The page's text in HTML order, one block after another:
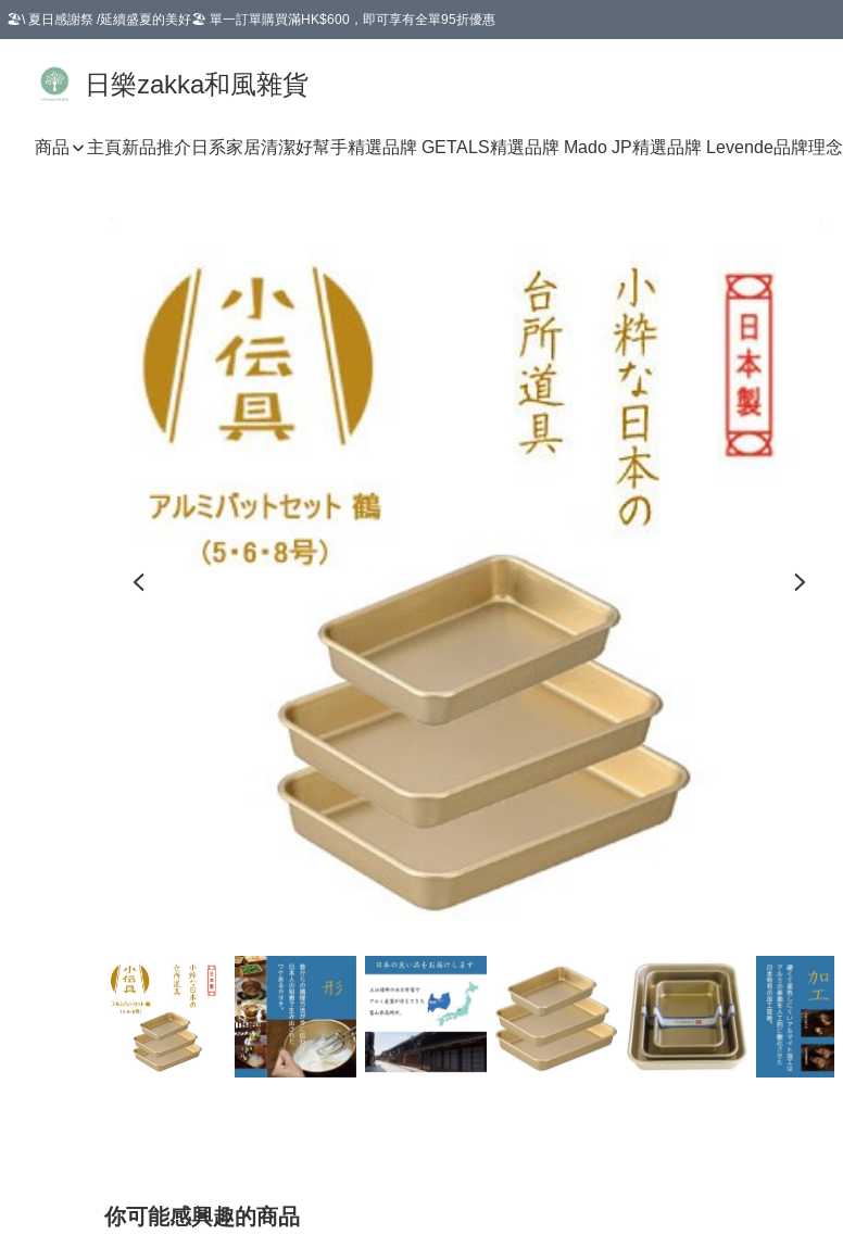
🏖️\ 夏日感謝祭 /延續盛夏的美好🏖️ 單一訂單購買滿HK$600，即可享有全單95折優惠
日樂zakka和風雜貨
商品 主頁新品推介 日系家居清潔好幫手精選品牌 GETALS精選品牌 Mado JP精選品牌 Levende品牌理念
你可能感興趣的商品